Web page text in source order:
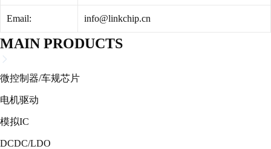
Email: info@linkchip.cn
MAIN PRODUCTS
微控制器/车规芯片
电机驱动
模拟IC
DCDC/LDO